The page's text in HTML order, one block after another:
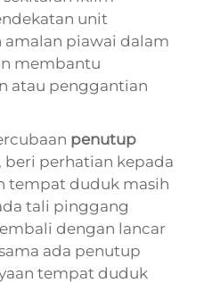
unit
piawai dalam
membantu
atau penggantian
penutup
, beri perhatian kepada
tempat duduk masih
tali pinggang
dengan lancar
ada penutup
tempat duduk